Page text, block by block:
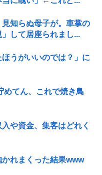
知らぬ母子が。車掌の
して居座られまし...
うがいいのでは？」に
めてん、これで焼き鳥
や資金、集客はどれく
かれまくった結果www